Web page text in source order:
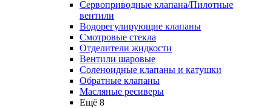
Сервоприводные клапана/Пилотные
вентили
Водорегулирующие клапаны
Смотровые стекла
Отделители жидкости
Вентили шаровые
Соленоидные клапаны и катушки
Обратные клапаны
Масляные ресиверы
Ещё 8